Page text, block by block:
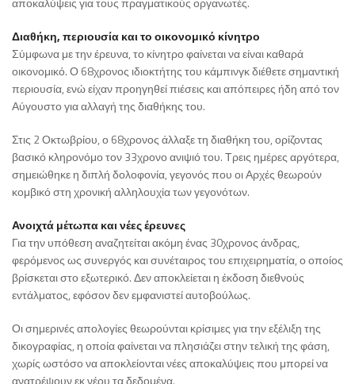
Διαθήκη, περιουσία και το οικονομικό κίνητρο
Σύμφωνα με την έρευνα, το κίνητρο φαίνεται να είναι καθαρά
οικονομικό. Ο 68χρονος ιδιοκτήτης του κάμπινγκ διέθετε σημαντική
περιουσία, ενώ είχαν προηγηθεί πιέσεις και απόπειρες ήδη από τον
Αύγουστο για αλλαγή της διαθήκης του.
Στις 2 Οκτωβρίου, ο 68χρονος άλλαξε τη διαθήκη του, ορίζοντας
βασικό κληρονόμο τον 33χρονο ανιψιό του. Τρεις ημέρες αργότερα,
σημειώθηκε η διπλή δολοφονία, γεγονός που οι Αρχές θεωρούν
κομβικό στη χρονική αλληλουχία των γεγονότων.
Ανοιχτά μέτωπα και νέες έρευνες
Για την υπόθεση αναζητείται ακόμη ένας 30χρονος άνδρας,
φερόμενος ως συνεργός και συνέταιρος του επιχειρηματία, ο οποίος
βρίσκεται στο εξωτερικό. Δεν αποκλείεται η έκδοση διεθνούς
εντάλματος, εφόσον δεν εμφανιστεί αυτοβούλως.
Οι σημερινές απολογίες θεωρούνται κρίσιμες για την εξέλιξη της
δικογραφίας, η οποία φαίνεται να πλησιάζει στην τελική της φάση,
χωρίς ωστόσο να αποκλείονται νέες αποκαλύψεις που μπορεί να